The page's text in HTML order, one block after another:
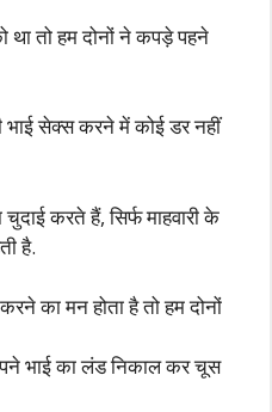
तो हम दोनों ने कपड़े पहने
भाई सेक्स करने में कोई डर नहीं
चुदाई करते हैं, सिर्फ माहवारी के
है.
का मन होता है तो हम दोनों
भाई का लंड निकाल कर चूस